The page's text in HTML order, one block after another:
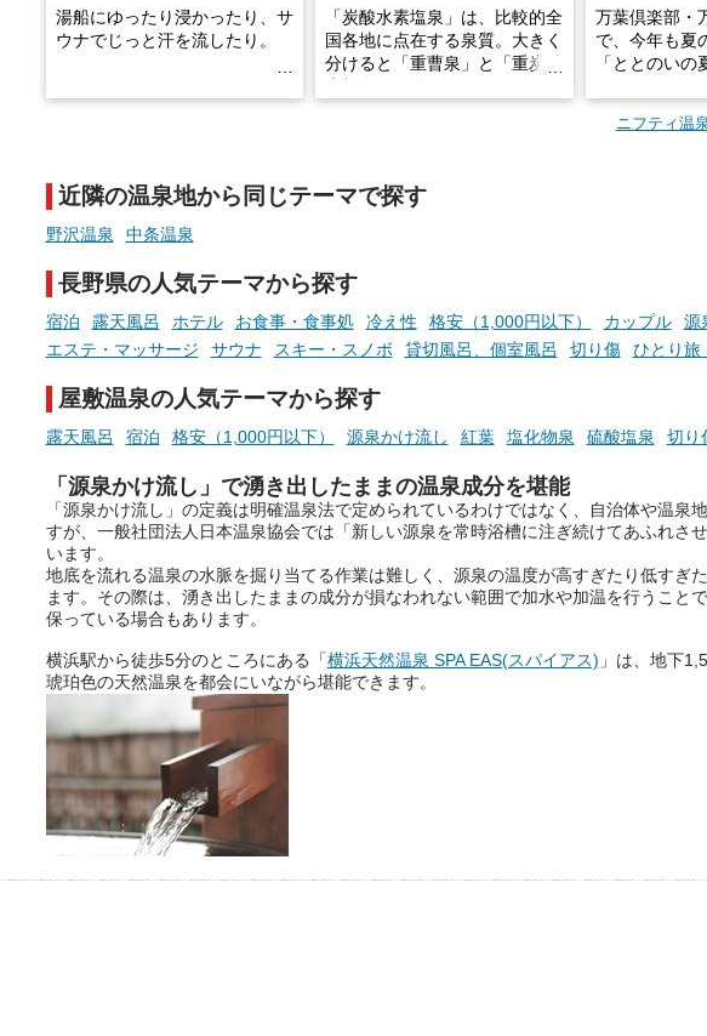
湯船にゆったり浸かったり、サ
ウナでじっと汗を流したり。
っとした悩み」が、頭に浮かん
でくることはありませんか？
お風呂でリラックスしているか
らこそ向き合える、大切な自分
の本音。
そんな心のつぶやきを、湯あが
りの温まった心のまま相談でき
ニフティ温泉の「占いベンチ」
は、そんなあなたの心のつぶや
きをプロの占い師に相談するこ
とができるサービスです。
おふろパス会員様なら、この特
別なひとときを「毎月10分無
料」でご利用いただけます。
お湯で体がほぐれたら、次は占
「炭酸水素塩泉」は、比較的全
国各地に点在する泉質。大きく
分けると「重曹泉」と「重炭酸
す。
ら、日本各地にある炭酸水素塩
泉を12施設セレクト。すべて
日帰り入浴可能で、源泉かけ流
しと泉質の良さにこだわりつ
つ、万人におすすめしたい施設
を厳選しました。
万葉倶楽部・
で、今年も夏
「ととのいの
2026年8月1
さらに、各
ュやアウフグ
好きにはたま
【PR】
この記事は万
のPR記事です
ニフティ温
近隣の温泉地から同じテーマで探す
野沢温泉 中条温泉
長野県の人気テーマから探す
宿泊 露天風呂 ホテル お食事・食事処 冷え性 格安（1,000円以下） カップル 源
エステ・マッサージ
サウナ スキー・スノボ 貸切風呂、個室風呂 切り傷 ひとり旅
屋敷温泉の人気テーマから探す
露天風呂 宿泊 格安（1,000円以下） 源泉かけ流し 紅葉 塩化物泉 硫酸塩泉 切り
「源泉かけ流し」で湧き出したままの温泉成分を堪能
「源泉かけ流し」の定義は明確温泉法で定められているわけではなく、自治体や温泉
すが、一般社団法人日本温泉協会では「新しい源泉を常時浴槽に注ぎ続けてあふれさ
います。
地底を流れる温泉の水脈を掘り当てる作業は難しく、源泉の温度が高すぎたり低すぎ
ます。その際は、湧き出したままの成分が損なわれない範囲で加水や加温を行うこと
保っている場合もあります。
横浜駅から徒歩5分のところにある「横浜天然温泉 SPA EAS(スパイアス) 」は、地下
琥珀色の天然温泉を都会にいながら堪能できます。